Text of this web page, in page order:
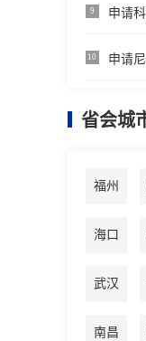
9 申请
10 申请
省会城
福州
海口
武汉
南昌